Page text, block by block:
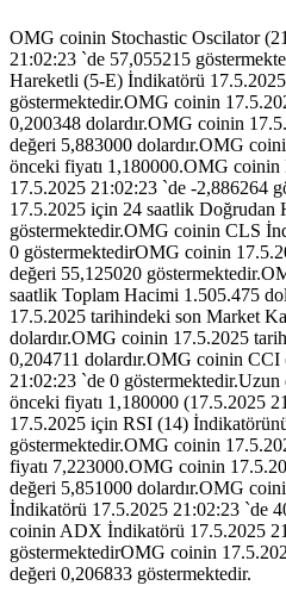
OMG coinin Stochastic Oscilator
21:02:23 `de 57,055215
Hareketli (5-E) İndikatörü
göstermektedir.OMG coinin
0,200348 dolardır.OMG coinin
değeri 5,883000 dolardır.OMG
önceki fiyatı 1,180000.OMG
17.5.2025 21:02:23 `de -2,886264
17.5.2025 için 24 saatlik Doğrudan
göstermektedir.OMG coinin CLS
0 göstermektedirOMG coinin
değeri 55,125020
saatlik Toplam Hacimi 1.505.475
17.5.2025 tarihindeki son Market
dolardır.OMG coinin 17.5.2025
0,204711 dolardır.OMG coinin
21:02:23 `de 0
önceki fiyatı 1,180000 (17.5.2025
17.5.2025 için RSI (14)
göstermektedir.OMG coinin
fiyatı 7,223000.OMG coinin
değeri 5,851000 dolardır.OMG
İndikatörü 17.5.2025 21:02:23 `de
coinin ADX İndikatörü 17.5.2025
göstermektedirOMG coinin
değeri 0,206833 göstermektedir.